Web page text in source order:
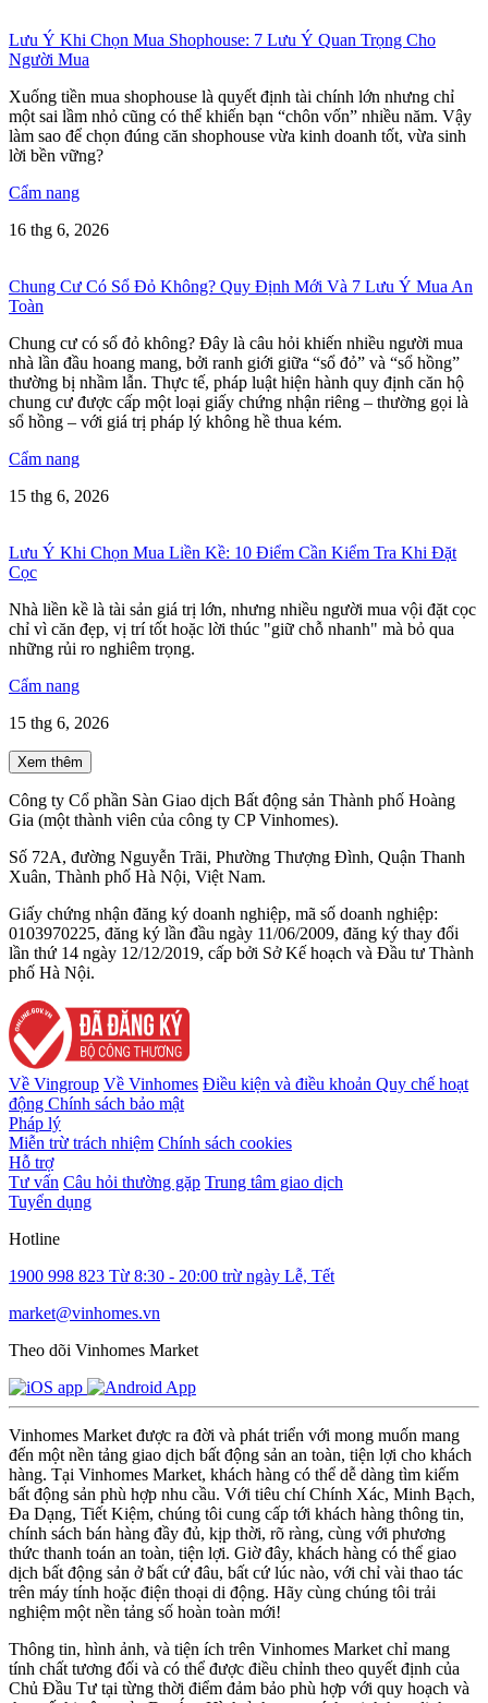
Lưu Ý Khi Chọn Mua Shophouse: 7 Lưu Ý Quan Trọng Cho
Người Mua
Xuống tiền mua shophouse là quyết định tài chính lớn nhưng chỉ
một sai lầm nhỏ cũng có thể khiến bạn “chôn vốn” nhiều năm. Vậy
làm sao để chọn đúng căn shophouse vừa kinh doanh tốt, vừa sinh
lời bền vững?
Cẩm nang
16 thg 6, 2026
Chung Cư Có Sổ Đỏ Không? Quy Định Mới Và 7 Lưu Ý Mua An
Toàn
Chung cư có sổ đỏ không? Đây là câu hỏi khiến nhiều người mua
nhà lần đầu hoang mang, bởi ranh giới giữa “sổ đỏ” và “sổ hồng”
thường bị nhầm lẫn. Thực tế, pháp luật hiện hành quy định căn hộ
chung cư được cấp một loại giấy chứng nhận riêng – thường gọi là
sổ hồng – với giá trị pháp lý không hề thua kém.
Cẩm nang
15 thg 6, 2026
Lưu Ý Khi Chọn Mua Liền Kề: 10 Điểm Cần Kiểm Tra Khi Đặt
Cọc
Nhà liền kề là tài sản giá trị lớn, nhưng nhiều người mua vội đặt cọc
chỉ vì căn đẹp, vị trí tốt hoặc lời thúc "giữ chỗ nhanh" mà bỏ qua
những rủi ro nghiêm trọng.
Cẩm nang
15 thg 6, 2026
Xem thêm
Công ty Cổ phần Sàn Giao dịch Bất động sản Thành phố Hoàng
Gia (một thành viên của công ty CP Vinhomes).
Số 72A, đường Nguyễn Trãi, Phường Thượng Đình, Quận Thanh
Xuân, Thành phố Hà Nội, Việt Nam.
Giấy chứng nhận đăng ký doanh nghiệp, mã số doanh nghiệp:
0103970225, đăng ký lần đầu ngày 11/06/2009, đăng ký thay đổi
lần thứ 14 ngày 12/12/2019, cấp bởi Sở Kế hoạch và Đầu tư Thành
phố Hà Nội.
Về Vingroup Về Vinhomes Điều kiện và điều khoản Quy chế hoạt
động Chính sách bảo mật
Pháp lý
Miễn trừ trách nhiệm Chính sách cookies
Hỗ trợ
Tư vấn Câu hỏi thường gặp Trung tâm giao dịch
Tuyển dụng
Hotline
1900 998 823 Từ 8:30 - 20:00 trừ ngày Lễ, Tết
market@vinhomes.vn
Theo dõi Vinhomes Market
Vinhomes Market được ra đời và phát triển với mong muốn mang
đến một nền tảng giao dịch bất động sản an toàn, tiện lợi cho khách
hàng. Tại Vinhomes Market, khách hàng có thể dễ dàng tìm kiếm
bất động sản phù hợp nhu cầu. Với tiêu chí Chính Xác, Minh Bạch,
Đa Dạng, Tiết Kiệm, chúng tôi cung cấp tới khách hàng thông tin,
chính sách bán hàng đầy đủ, kịp thời, rõ ràng, cùng với phương
thức thanh toán an toàn, tiện lợi. Giờ đây, khách hàng có thể giao
dịch bất động sản ở bất cứ đâu, bất cứ lúc nào, với chỉ vài thao tác
trên máy tính hoặc điện thoại di động. Hãy cùng chúng tôi trải
nghiệm một nền tảng số hoàn toàn mới!
Thông tin, hình ảnh, và tiện ích trên Vinhomes Market chỉ mang
tính chất tương đối và có thể được điều chỉnh theo quyết định của
Chủ Đầu Tư tại từng thời điểm đảm bảo phù hợp với quy hoạch và